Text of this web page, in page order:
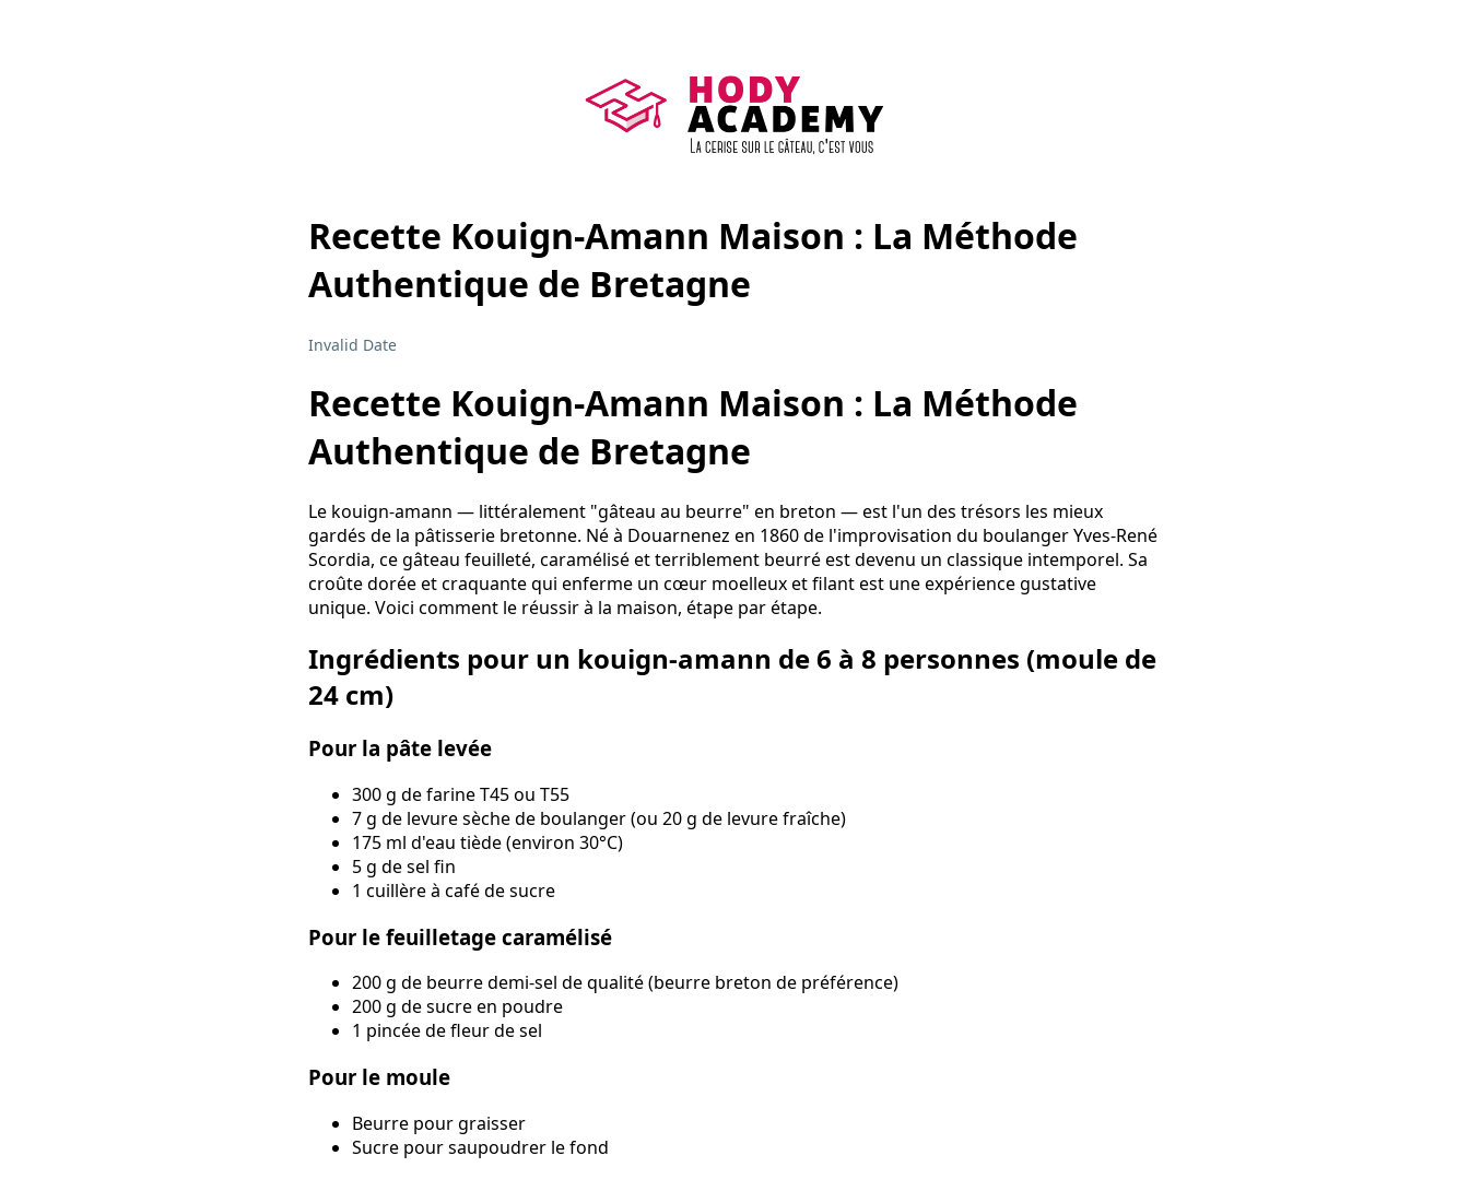
Recette Kouign-Amann Maison : La Méthode
Authentique de Bretagne
Invalid Date
Recette Kouign-Amann Maison : La Méthode
Authentique de Bretagne
Le kouign-amann — littéralement "gâteau au beurre" en breton — est l'un des trésors les mieux
gardés de la pâtisserie bretonne. Né à Douarnenez en 1860 de l'improvisation du boulanger Yves-René
Scordia, ce gâteau feuilleté, caramélisé et terriblement beurré est devenu un classique intemporel. Sa
croûte dorée et craquante qui enferme un cœur moelleux et filant est une expérience gustative
unique. Voici comment le réussir à la maison, étape par étape.
Ingrédients pour un kouign-amann de 6 à 8 personnes (moule de
24 cm)
Pour la pâte levée
300 g de farine T45 ou T55
7 g de levure sèche de boulanger (ou 20 g de levure fraîche)
175 ml d'eau tiède (environ 30°C)
5 g de sel fin
1 cuillère à café de sucre
Pour le feuilletage caramélisé
200 g de beurre demi-sel de qualité (beurre breton de préférence)
200 g de sucre en poudre
1 pincée de fleur de sel
Pour le moule
Beurre pour graisser
Sucre pour saupoudrer le fond